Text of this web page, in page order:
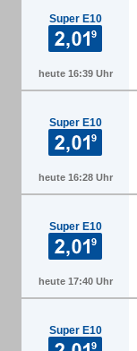
Super E10
heute 16:39 Uhr
Super E10
heute 16:28 Uhr
Super E10
heute 17:40 Uhr
Super E10